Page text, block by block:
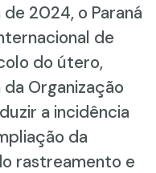
2024, o Paraná
de
do útero,
Organização
a incidência
da
rastreamento e